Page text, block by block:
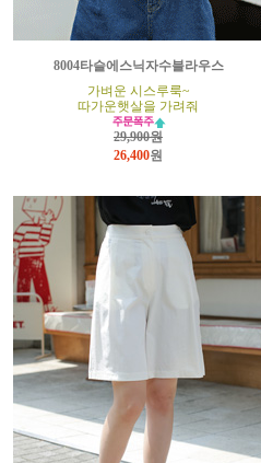
8004타슬에스닉자수블라우스
가벼운 시스루룩~
따가운햇살을 가려줘
29,900원
26,400원